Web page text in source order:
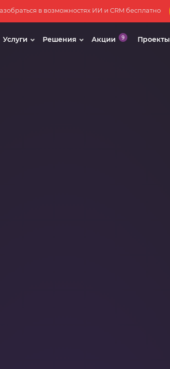
в возможностях ИИ и CRM бесплатно
Услуги Решения Акции Проекты